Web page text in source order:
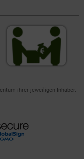
ihrer jeweiligen Inhaber.